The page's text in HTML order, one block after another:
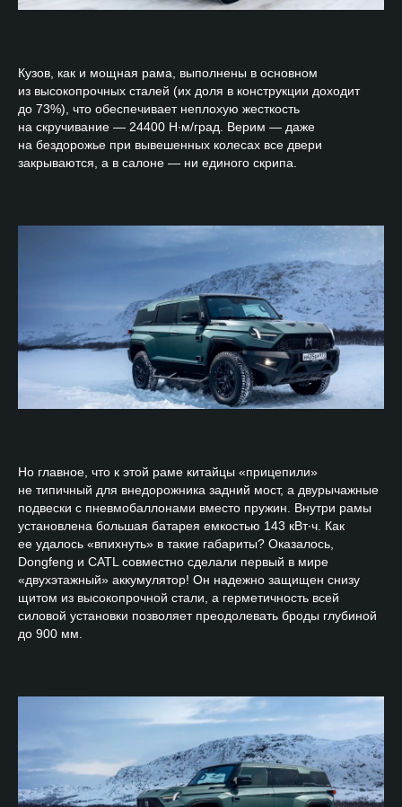
Кузов, как и мощная рама, выполнены в основном
из высокопрочных сталей (их доля в конструкции доходит
до 73%), что обеспечивает неплохую жесткость
на скручивание — 24400 Н∙м/град. Верим — даже
на бездорожье при вывешенных колесах все двери
закрываются, а в салоне — ни единого скрипа.
Но главное, что к этой раме китайцы «прицепили»
не типичный для внедорожника задний мост, а двурычажные
подвески с пневмобаллонами вместо пружин. Внутри рамы
установлена большая батарея емкостью 143 кВт∙ч. Как
ее удалось «впихнуть» в такие габариты? Оказалось,
Dongfeng и CATL совместно сделали первый в мире
«двухэтажный» аккумулятор! Он надежно защищен снизу
щитом из высокопрочной стали, а герметичность всей
силовой установки позволяет преодолевать броды глубиной
до 900 мм.